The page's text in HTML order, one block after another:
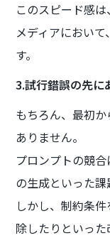
このスピード感
メディアにおい
す。
3.試行錯誤の先に
もちろん、最初
ありません。
プロンプトの競
の生成といった課
しかし、制約条
除したりといっ